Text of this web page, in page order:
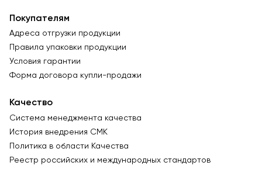
Покупателям
Адреса отгрузки продукции
Правила упаковки продукции
Условия гарантии
Форма договора купли-продажи
Качество
Система менеджмента качества
История внедрения СМК
Политика в области Качества
Реестр российских и международных стандартов